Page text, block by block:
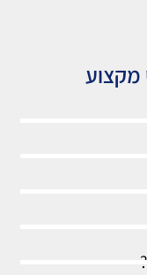
מקצוע